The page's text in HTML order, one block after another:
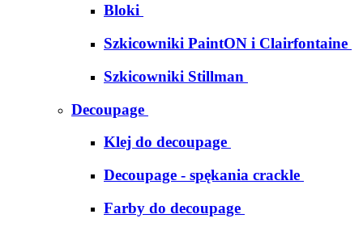
Bloki
Szkicowniki PaintON i Clairfontaine
Szkicowniki Stillman
Decoupage
Klej do decoupage
Decoupage - spękania crackle
Farby do decoupage